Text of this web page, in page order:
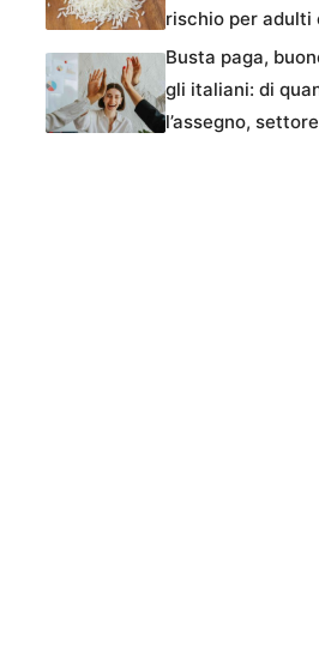
rischio per adulti
Busta paga,
gli italiani: di
l’assegno,